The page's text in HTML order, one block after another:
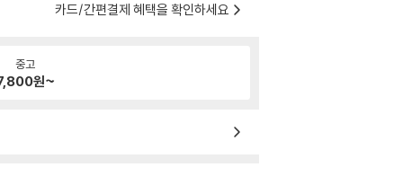
카드/간편결제 혜택을 확인하세요
중고
원~